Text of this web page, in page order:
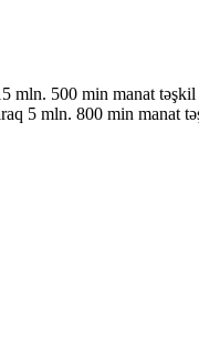
500 min manat
5 mln. 800 min